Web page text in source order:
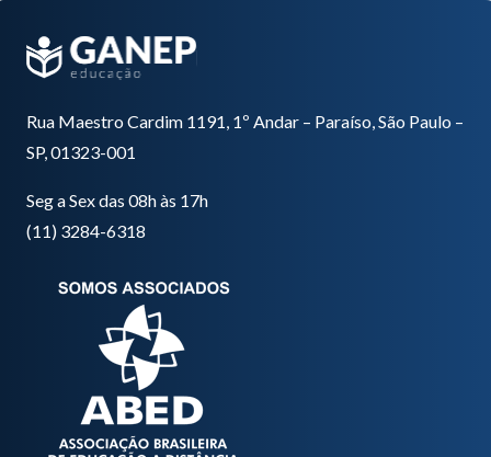
Rua Maestro Cardim 1191, 1º Andar – Paraíso, São Paulo –
SP, 01323-001
Seg a Sex das 08h às 17h
(11) 3284-6318